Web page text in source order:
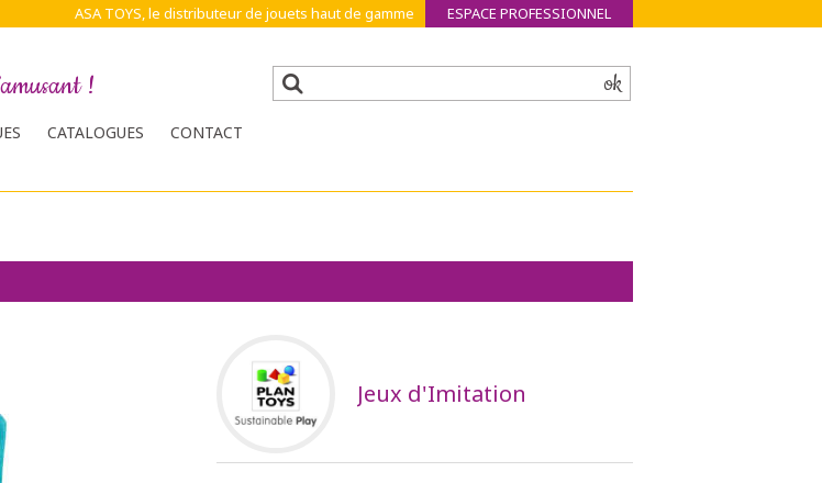
ESPACE PROFESSIONNEL
ASA TOYS, le distributeur de jouets haut de gamme
! ok
CATALOGUES CONTACT
Jeux d'Imitation